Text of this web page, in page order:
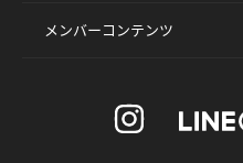
メンバーコンテンツ